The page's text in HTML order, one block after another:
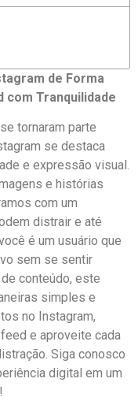
de Forma
com⁣ Tranquilidade
tornaram parte
⁣se⁤ destaca
e‌ expressão visual.
e histórias
com um
distrair e até
‍é‌ um usuário ⁣que
sem se sentir
conteúdo, este
simples e
no Instagram,
e aproveite cada
Siga conosco⁢
digital em um